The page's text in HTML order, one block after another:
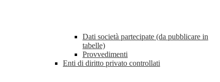
Dati società partecipate (da pubblicare in
tabelle)
Provvedimenti
Enti di diritto privato controllati